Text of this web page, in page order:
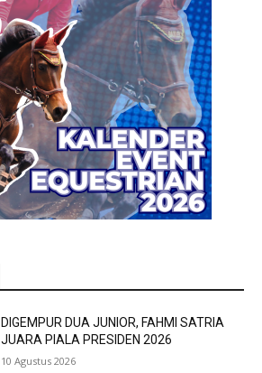
DIGEMPUR DUA JUNIOR, FAHMI SATRIA
JUARA PIALA PRESIDEN 2026
10 Agustus 2026